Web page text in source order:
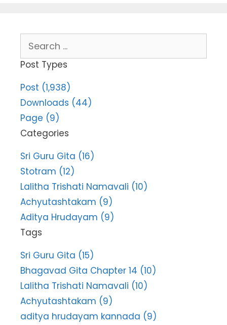
for:
Post Types
Post (1,938)
Downloads (44)
Page (9)
Categories
Sri Guru Gita (16)
Stotram (12)
Lalitha Trishati Namavali (10)
Achyutashtakam (9)
Aditya Hrudayam (9)
Tags
Sri Guru Gita (15)
Bhagavad Gita Chapter 14 (10)
Lalitha Trishati Namavali (10)
Achyutashtakam (9)
aditya hrudayam kannada (9)